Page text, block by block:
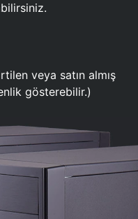
veya satın almış
gösterebilir.)